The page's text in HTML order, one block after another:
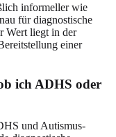
informeller wie
für diagnostische
Wert liegt in der
einer
ich ADHS oder
und Autismus-